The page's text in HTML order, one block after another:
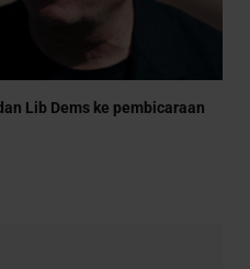
Lib Dems ke pembicaraan